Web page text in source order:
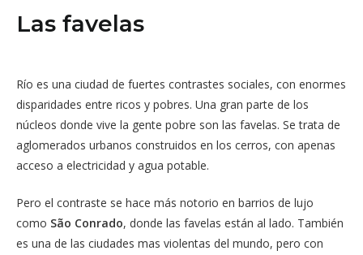
Las favelas
Río es una ciudad de fuertes contrastes sociales, con enormes
disparidades entre ricos y pobres. Una gran parte de los
núcleos donde vive la gente pobre son las favelas. Se trata de
aglomerados urbanos construidos en los cerros, con apenas
acceso a electricidad y agua potable.
Pero el contraste se hace más notorio en barrios de lujo
como São Conrado, donde las favelas están al lado. También
es una de las ciudades mas violentas del mundo, pero con